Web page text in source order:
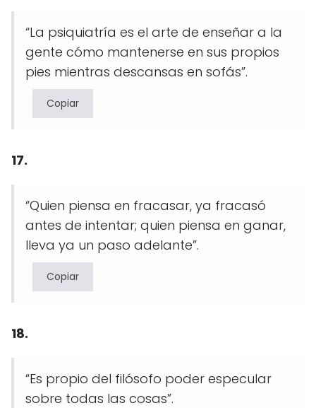
“La psiquiatría es el arte de enseñar a la
gente cómo mantenerse en sus propios
pies mientras descansas en sofás”.
Copiar
17.
“Quien piensa en fracasar, ya fracasó
antes de intentar; quien piensa en ganar,
lleva ya un paso adelante”.
Copiar
18.
“Es propio del filósofo poder especular
sobre todas las cosas”.